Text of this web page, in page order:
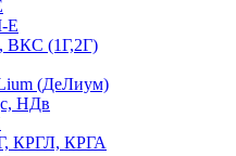
Е
ВКС (1Г,2Г)
(ДеЛиум)
НДв
КРГЛ, КРГА